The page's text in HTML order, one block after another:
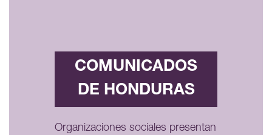
COMUNICADOS
DE HONDURAS
Organizaciones sociales presentan